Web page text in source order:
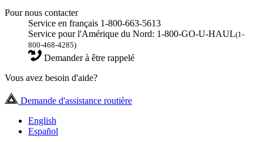
Pour nous contacter
Service en français 1-800-663-5613
Service pour l'Amérique du Nord: 1-800-GO-U-HAUL(1-
800-468-4285)
Demander à être rappelé
Vous avez besoin d'aide?
Demande d'assistance routière
English
Español